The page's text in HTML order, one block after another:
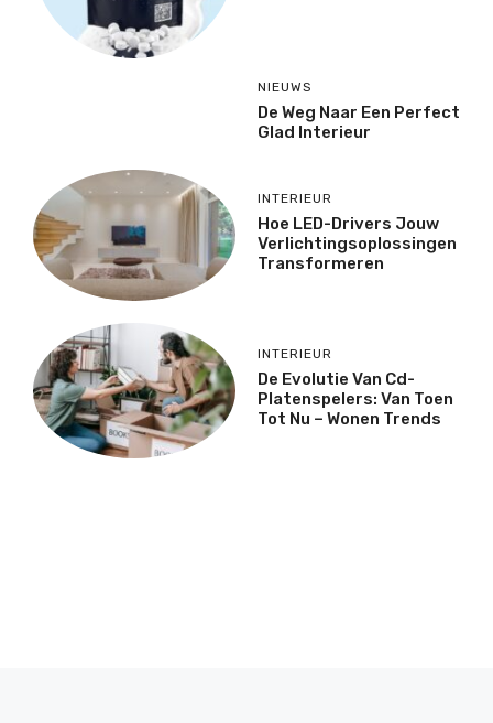
NIEUWS
De Weg Naar Een Perfect
Glad Interieur
INTERIEUR
Hoe LED-Drivers Jouw
Verlichtingsoplossingen
Transformeren
INTERIEUR
De Evolutie Van Cd-
Platenspelers: Van Toen
Tot Nu – Wonen Trends